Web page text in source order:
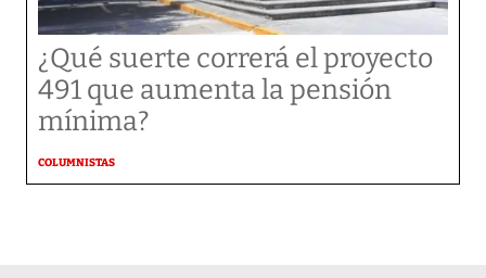
¿Qué suerte correrá el proyecto
491 que aumenta la pensión
mínima?
COLUMNISTAS